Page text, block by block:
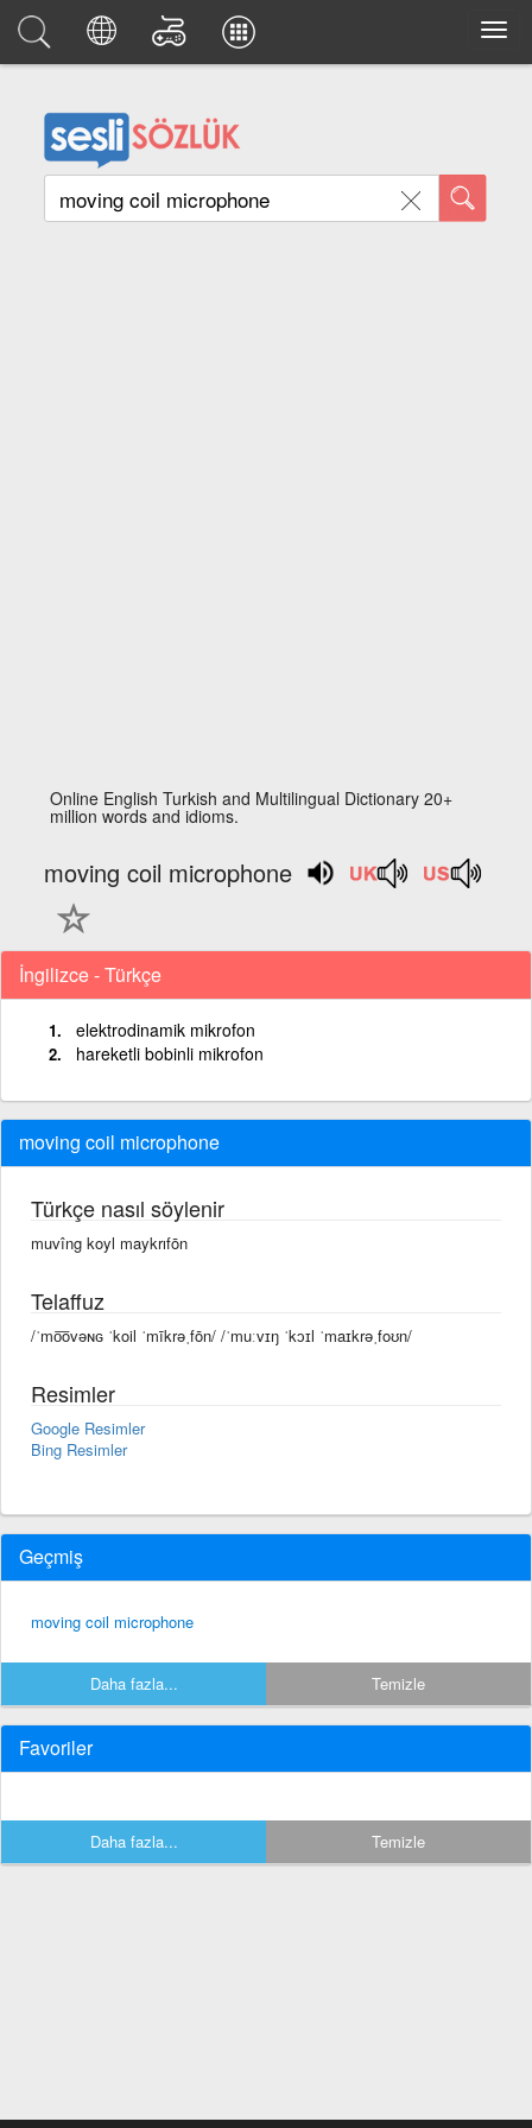
Online English Turkish and Multilingual Dictionary 20+
million words and idioms.
moving coil microphone
İngilizce - Türkçe
elektrodinamik mikrofon
hareketli bobinli mikrofon
moving coil microphone
Türkçe nasıl söylenir
muvîng koyl maykrıfōn
Telaffuz
/ˈmo͞ovəɴɢ ˈkoil ˈmīkrəˌfōn/ /ˈmuːvɪŋ ˈkɔɪl ˈmaɪkrəˌfoʊn/
Resimler
Google Resimler
Bing Resimler
Geçmiş
moving coil microphone
Daha fazla... Temizle
Favoriler
Daha fazla... Temizle